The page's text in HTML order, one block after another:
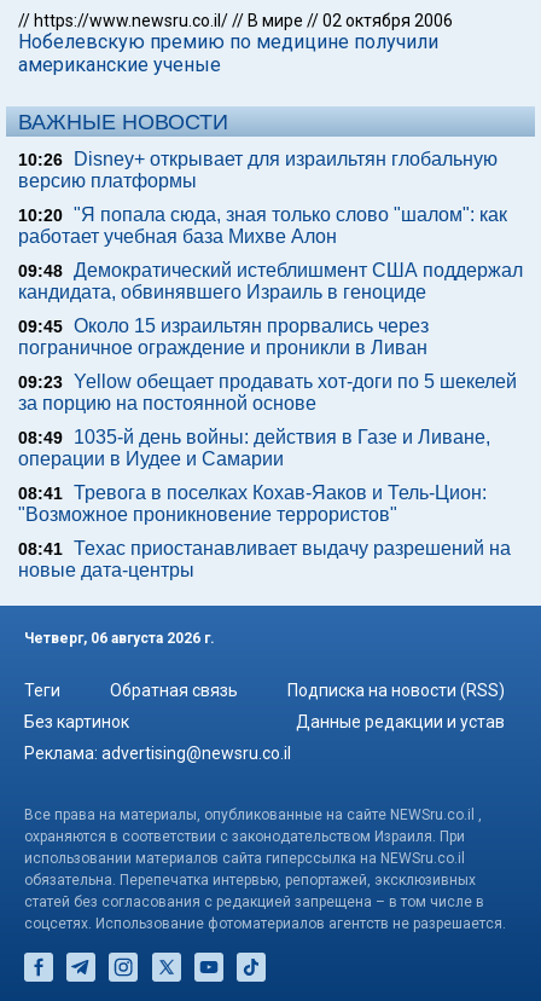
// https://www.newsru.co.il/// В мире //02 октября 2006
Нобелевскую премию по медицине получили
американские ученые
ВАЖНЫЕ НОВОСТИ
10:26
Disney+ открывает для израильтян глобальную
версию платформы
10:20 "Я попала сюда, зная только слово "шалом": как
работает учебная база Михве Алон
09:48 Демократический истеблишмент США поддержал
кандидата, обвинявшего Израиль в геноциде
09:45 Около 15 израильтян прорвались через
пограничное ограждение и проникли в Ливан
09:23 Yellow обещает продавать хот-доги по 5 шекелей
за порцию на постоянной основе
08:49
1035-й день войны: действия в Газе и Ливане,
операции в Иудее и Самарии
08:41 Тревога в поселках Кохав-Яаков и Тель-Цион:
"Возможное проникновение террористов"
08:41 Техас приостанавливает выдачу разрешений на
новые дата-центры
Четверг, 06 августа 2026 г.
Теги Обратная связь
Подписка на новости (RSS)
Без картинок
Данные редакции и устав
Реклама: advertising@newsru.co.il
Все права на материалы, опубликованные на сайте NEWSru.co.il ,
охраняются в соответствии с законодательством Израиля. При
использовании материалов сайта гиперссылка на NEWSru.co.il
обязательна. Перепечатка интервью, репортажей, эксклюзивных
статей без согласования с редакцией запрещена – в том числе в
соцсетях. Использование фотоматериалов агентств не разрешается.